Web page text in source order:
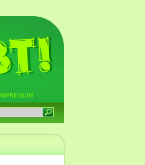
IMPRESSUM